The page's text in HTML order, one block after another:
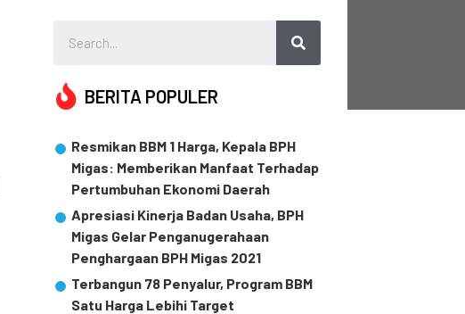
BERITA POPULER
Resmikan BBM 1 Harga, Kepala BPH
Migas: Memberikan Manfaat Terhadap
Pertumbuhan Ekonomi Daerah
Apresiasi Kinerja Badan Usaha, BPH
Migas Gelar Penganugerahaan
Penghargaan BPH Migas 2021
Terbangun 78 Penyalur, Program BBM
Satu Harga Lebihi Target